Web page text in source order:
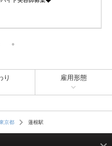
り 雇用形態
京都 蓮根駅